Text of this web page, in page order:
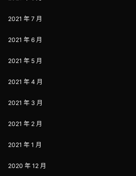
2021 年 7 月
2021 年 6 月
2021 年 5 月
2021 年 4 月
2021 年 3 月
2021 年 2 月
2021 年 1 月
2020 年 12 月